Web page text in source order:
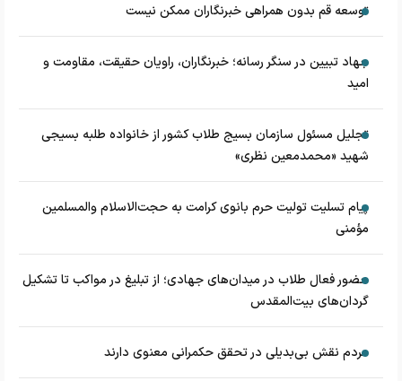
توسعه قم بدون همراهی خبرنگاران ممکن نیست
جهاد تبیین در سنگر رسانه؛ خبرنگاران، راویان حقیقت، مقاومت و
امید
تجلیل مسئول سازمان بسیج طلاب کشور از خانواده طلبه بسیجی
شهید «محمدمعین نظری»
پیام تسلیت تولیت حرم بانوی کرامت به حجت‌الاسلام‌ و‌المسلمین
مؤمنی
حضور فعال طلاب در میدان‌های جهادی؛ از تبلیغ در مواکب تا تشکیل
گردان‌های بیت‌المقدس
مردم نقش بی‌بدیلی در تحقق حکمرانی معنوی دارند